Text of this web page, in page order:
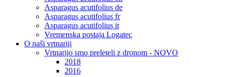
Asparagus acutifolius de
Asparagus acutifolius fr
Asparagus acutifolius it
Vremenska postaja Logatec
O naši vrtnariji
Vrtnarijo smo preleteli z dronom - NOVO
2018
2016